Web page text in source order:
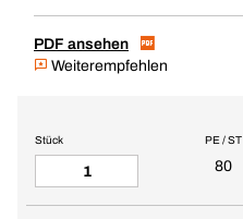
PDF ansehen
Weiterempfehlen
PE / ST
80
Stück